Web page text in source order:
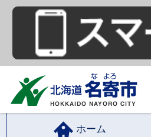
ホーム